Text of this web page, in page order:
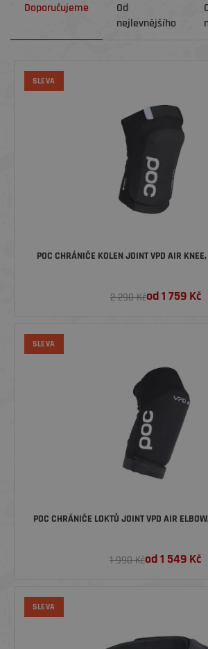
Doporučujeme
Od
nejlevnějšího
SLEVA
POC CHRÁNIČE KOLEN JOINT VPD AIR
2 290 Kčod1 759Kč
SLEVA
POC CHRÁNIČE LOKTŮ JOINT VPD AIR
1 990 Kčod1 549 Kč
SLEVA